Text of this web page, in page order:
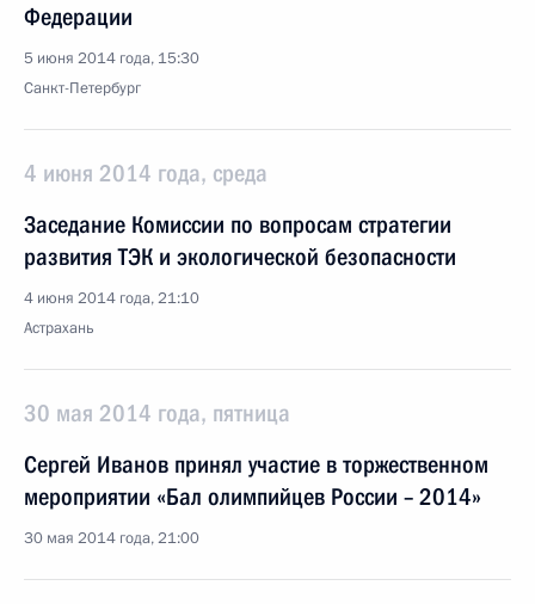
Федерации
5 июня 2014 года, 15:30
Санкт-Петербург
4 июня 2014 года, среда
Заседание Комиссии по вопросам стратегии
развития ТЭК и экологической безопасности
4 июня 2014 года, 21:10
Астрахань
30 мая 2014 года, пятница
Сергей Иванов принял участие в торжественном
мероприятии «Бал олимпийцев России – 2014»
30 мая 2014 года, 21:00